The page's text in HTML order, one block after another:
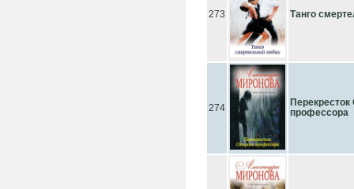
273 Танго
274
Перекресток
профессора